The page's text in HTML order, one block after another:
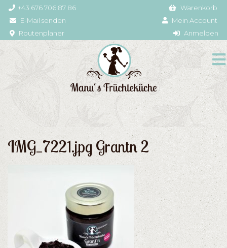
+43 676 706 87 86
E-Mail senden
Routenplaner
Warenkorb
Mein Account
Anmelden
IMG_7221.jpg Grantn 2